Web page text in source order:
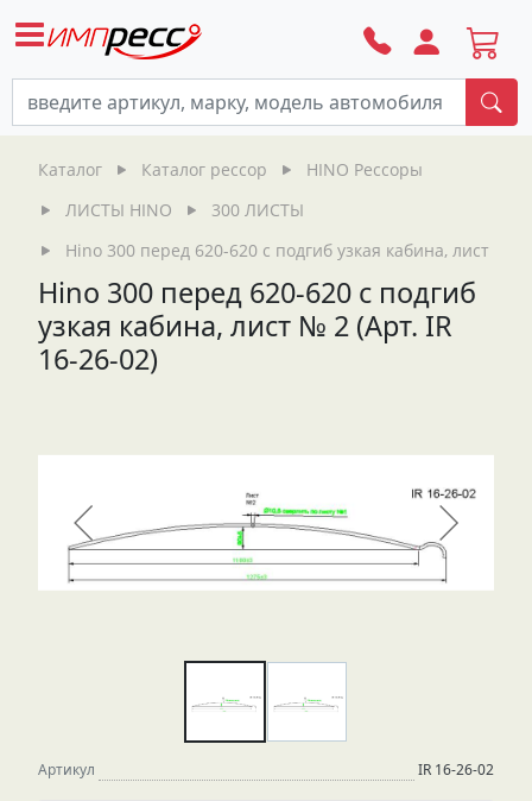
Каталог Каталог рессор
HINO Рессоры
ЛИСТЫ HINO
300 ЛИСТЫ
Hino 300 перед 620-620 с подгиб узкая кабина, лист № 2
Hino 300 перед 620-620 с подгиб
узкая кабина, лист № 2 (Арт. IR
16-26-02)
Артикул IR 16-26-02